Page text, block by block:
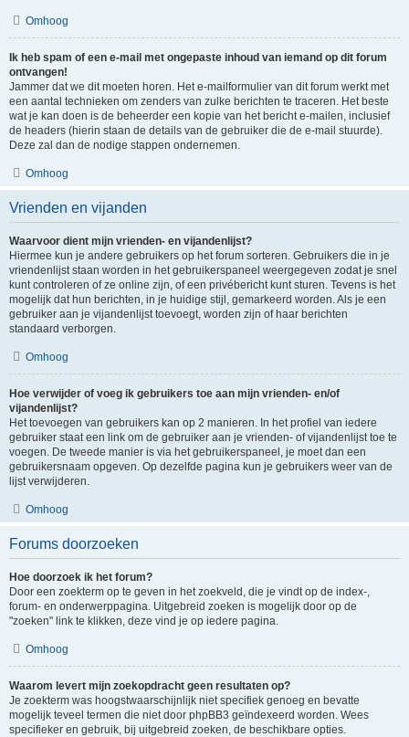
Omhoog
Ik heb spam of een e-mail met ongepaste inhoud van iemand op dit forum
ontvangen!
Jammer dat we dit moeten horen. Het e-mailformulier van dit forum werkt met
een aantal technieken om zenders van zulke berichten te traceren. Het beste
wat je kan doen is de beheerder een kopie van het bericht e-mailen, inclusief
de headers (hierin staan de details van de gebruiker die de e-mail stuurde).
Deze zal dan de nodige stappen ondernemen.
Omhoog
Vrienden en vijanden
Waarvoor dient mijn vrienden- en vijandenlijst?
Hiermee kun je andere gebruikers op het forum sorteren. Gebruikers die in je
vriendenlijst staan worden in het gebruikerspaneel weergegeven zodat je snel
kunt controleren of ze online zijn, of een privébericht kunt sturen. Tevens is het
mogelijk dat hun berichten, in je huidige stijl, gemarkeerd worden. Als je een
gebruiker aan je vijandenlijst toevoegt, worden zijn of haar berichten
standaard verborgen.
Omhoog
Hoe verwijder of voeg ik gebruikers toe aan mijn vrienden- en/of
vijandenlijst?
Het toevoegen van gebruikers kan op 2 manieren. In het profiel van iedere
gebruiker staat een link om de gebruiker aan je vrienden- of vijandenlijst toe te
voegen. De tweede manier is via het gebruikerspaneel, je moet dan een
gebruikersnaam opgeven. Op dezelfde pagina kun je gebruikers weer van de
lijst verwijderen.
Omhoog
Forums doorzoeken
Hoe doorzoek ik het forum?
Door een zoekterm op te geven in het zoekveld, die je vindt op de index-,
forum- en onderwerppagina. Uitgebreid zoeken is mogelijk door op de
"zoeken" link te klikken, deze vind je op iedere pagina.
Omhoog
Waarom levert mijn zoekopdracht geen resultaten op?
Je zoekterm was hoogstwaarschijnlijk niet specifiek genoeg en bevatte
mogelijk teveel termen die niet door phpBB3 geïndexeerd worden. Wees
specifieker en gebruik, bij uitgebreid zoeken, de beschikbare opties.